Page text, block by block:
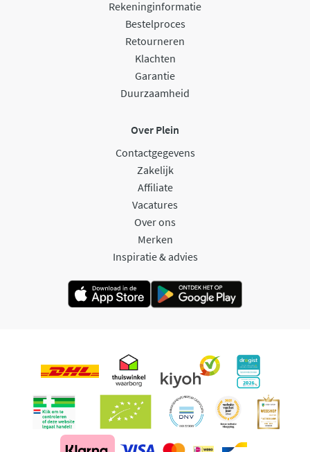
Rekeninginformatie
Bestelproces
Retourneren
Klachten
Garantie
Duurzaamheid
Over Plein
Contactgegevens
Zakelijk
Affiliate
Vacatures
Over ons
Merken
Inspiratie & advies